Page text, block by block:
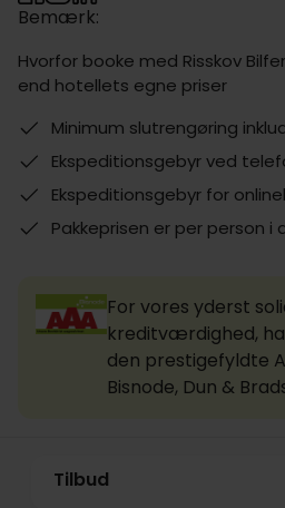
Bemærk:
Hvorfor booke med Risskov
end hotellets egne priser
Minimum slutrengøring
Ekspeditionsgebyr ved
Ekspeditionsgebyr for
Pakkeprisen er per person
For vores yderst
kreditværdighed,
den prestigefyldte
Bisnode, Dun &
Tilbud